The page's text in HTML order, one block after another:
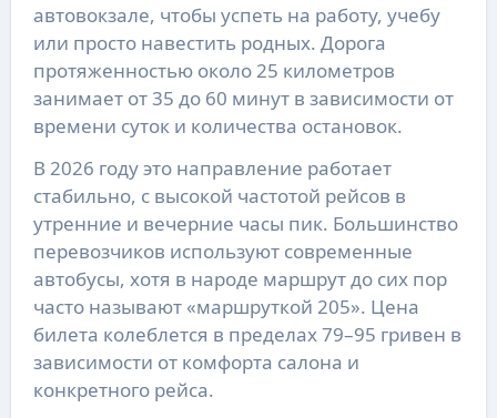
автовокзале, чтобы успеть на работу, учебу
или просто навестить родных. Дорога
протяженностью около 25 километров
занимает от 35 до 60 минут в зависимости от
времени суток и количества остановок.
В 2026 году это направление работает
стабильно, с высокой частотой рейсов в
утренние и вечерние часы пик. Большинство
перевозчиков используют современные
автобусы, хотя в народе маршрут до сих пор
часто называют «маршруткой 205». Цена
билета колеблется в пределах 79–95 гривен в
зависимости от комфорта салона и
конкретного рейса.